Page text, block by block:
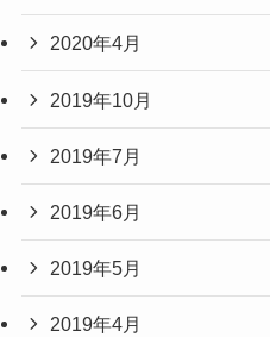
2020年4月
2019年10月
2019年7月
2019年6月
2019年5月
2019年4月